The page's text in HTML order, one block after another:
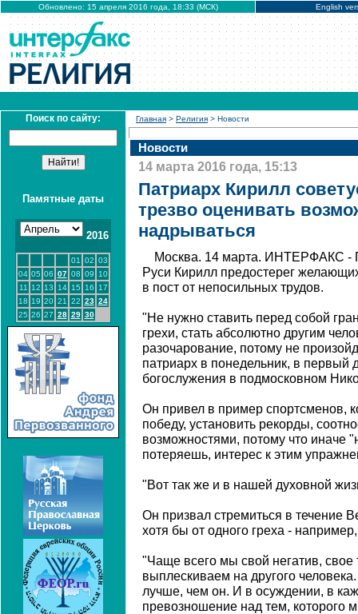
Обновлено: 15 апреля 2016 года, 18:33 (МСК) English
Поиск по сайту:
Памятные даты
2016
01 02 03
04 05 06 07 08 09
10
11
12 13 14 15 16
17
18 19 20 21 22 23 24
25 26 27 28 29 30
Главная > Религия > Новости
Новости
14 марта 2016 года, 15:13
Патриарх Кирилл
трезво оценивать
надрываться
Москва. 14 марта. ИНТЕРФАКС -
Руси Кирилл предостерег
в пост от непосильных трудов.
"Не нужно ставить перед собой
грехи, стать абсолютно другим
разочарование, потому не
патриарх в понедельник, в первый
богослужения в подмосковном
Он привел в пример спортсменов,
победу, установить рекорды,
возможностями, потому что иначе
потеряешь, интерес к этим
"Вот так же и в нашей духовной
Он призвал стремиться в течение
хотя бы от одного греха -
"Чаще всего мы свой негатив, свое
выплескиваем на другого
лучше, чем он. И в осуждении, в
превозношение над тем, которого